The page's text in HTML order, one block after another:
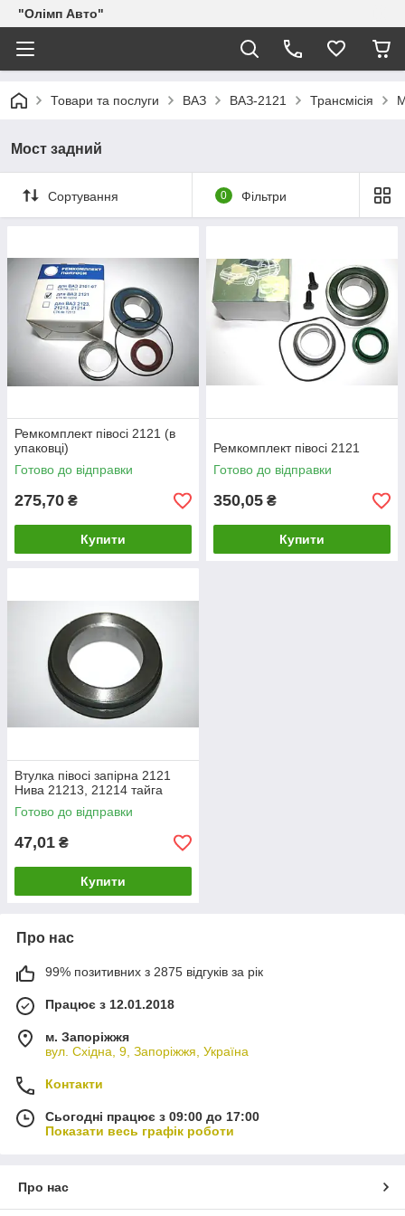
"Олімп Авто"
Товари та послуги ВАЗ ВАЗ-2121 Трансмісія
Мост задний
Сортування 0 Фільтри
Ремкомплект півосі 2121 (в
упаковці)
Готово до відправки
275,70 ₴
Купити
Ремкомплект півосі 2121
Готово до відправки
350,05 ₴
Купити
Втулка півосі запірна 2121
Нива 21213, 21214 тайга
Готово до відправки
47,01 ₴
Купити
Про нас
99% позитивних з 2875 відгуків за рік
Працює з 12.01.2018
м. Запоріжжя
вул. Східна, 9, Запоріжжя, Україна
Контакти
Сьогодні працює з 09:00 до 17:00
Показати весь графік роботи
Про нас